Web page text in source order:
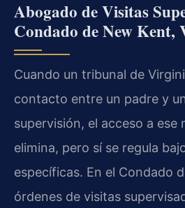
Abogado de Visitas
Condado de New Kent,
Cuando un tribunal de
contacto entre un padre y
supervisión, el acceso a ese
elimina, pero sí se regula
específicas. En el Condado
órdenes de visitas